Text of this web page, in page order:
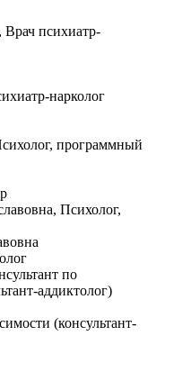
(консультант-